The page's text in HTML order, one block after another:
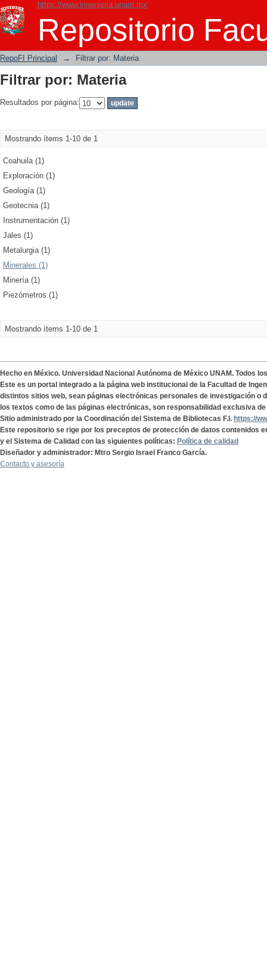
https://www.ingenieria.unam.mx
Repositorio
Filtrar por: Materia
RepoFI Principal → Filtrar por: Materia
Filtrar por: Materia
Resultados por página:
Mostrando ítems 1-10 de 1
Coahuila (1)
Exploración (1)
Geología (1)
Geotecnia (1)
Instrumentación (1)
Jales (1)
Metalurgia (1)
Minerales (1)
Minería (1)
Piezómetros (1)
Mostrando ítems 1-10 de 1
Hecho en México. Universidad Nacional Autónoma de México UNAM. Todos
Este es un portal integrado a la página web institucional de la Facultad de
distintos sitios web, sean páginas electrónicas personales de investigación o
los textos como de las páginas electrónicas, son responsabilidad exclusiva
Sitio administrado por la Coordinación del Sistema de Bibliotecas F.I. https://
Este repositorio se rige por los preceptos de protección de datos contenidos
y el Sistema de Calidad con las siguientes políticas: Política de calidad
Diseñador y administrador: Mtro Sergio Israel Franco García.
Contacto y asesoría